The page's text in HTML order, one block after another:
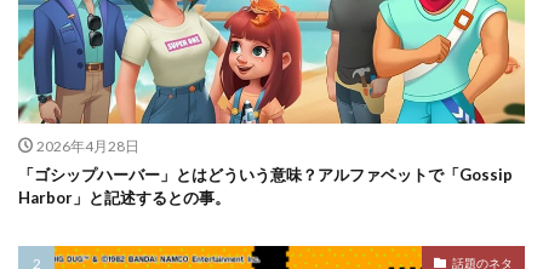
2026年4月28日
「ゴシップハーバー」とはどういう意味？アルファベットで「Gossip
Harbor」と記述するとの事。
話題のネタ